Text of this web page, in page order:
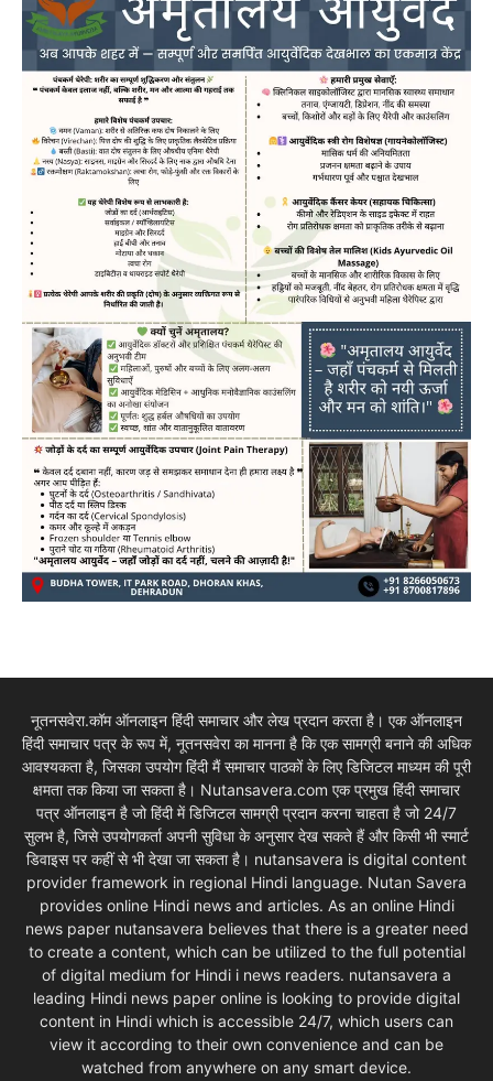
नूतनसवेरा.कॉम ऑनलाइन हिंदी समाचार और लेख प्रदान करता है। एक ऑनलाइन
हिंदी समाचार पत्र के रूप में, नूतनसवेरा का मानना है कि एक सामग्री बनाने की अधिक
आवश्यकता है, जिसका उपयोग हिंदी मैं समाचार पाठकों के लिए डिजिटल माध्यम की पूरी
क्षमता तक किया जा सकता है। Nutansavera.com एक प्रमुख हिंदी समाचार
पत्र ऑनलाइन है जो हिंदी में डिजिटल सामग्री प्रदान करना चाहता है जो 24/7
सुलभ है, जिसे उपयोगकर्ता अपनी सुविधा के अनुसार देख सकते हैं और किसी भी स्मार्ट
डिवाइस पर कहीं से भी देखा जा सकता है। nutansavera is digital content
provider framework in regional Hindi language. Nutan Savera
provides online Hindi news and articles. As an online Hindi
news paper nutansavera believes that there is a greater need
to create a content, which can be utilized to the full potential
of digital medium for Hindi i news readers. nutansavera a
leading Hindi news paper online is looking to provide digital
content in Hindi which is accessible 24/7, which users can
view it according to their own convenience and can be
watched from anywhere on any smart device.